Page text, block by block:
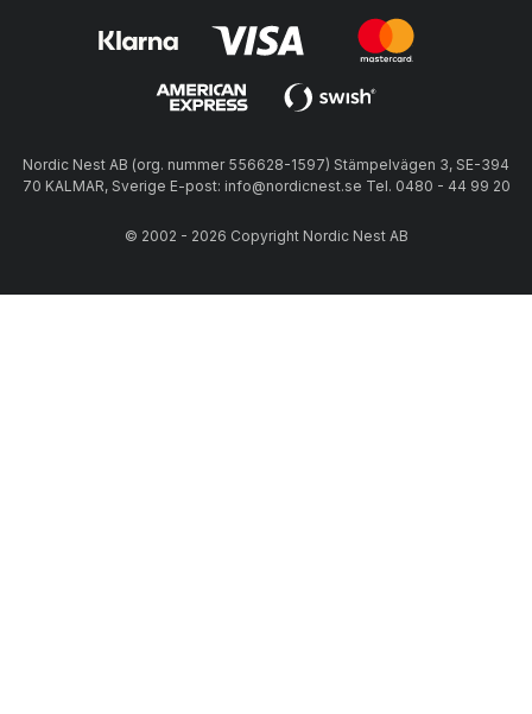
Nordic Nest AB (org. nummer 556628-1597) Stämpelvägen 3, SE-394
70 KALMAR, Sverige E-post: info@nordicnest.se Tel. 0480 - 44 99 20
© 2002 - 2026 Copyright Nordic Nest AB